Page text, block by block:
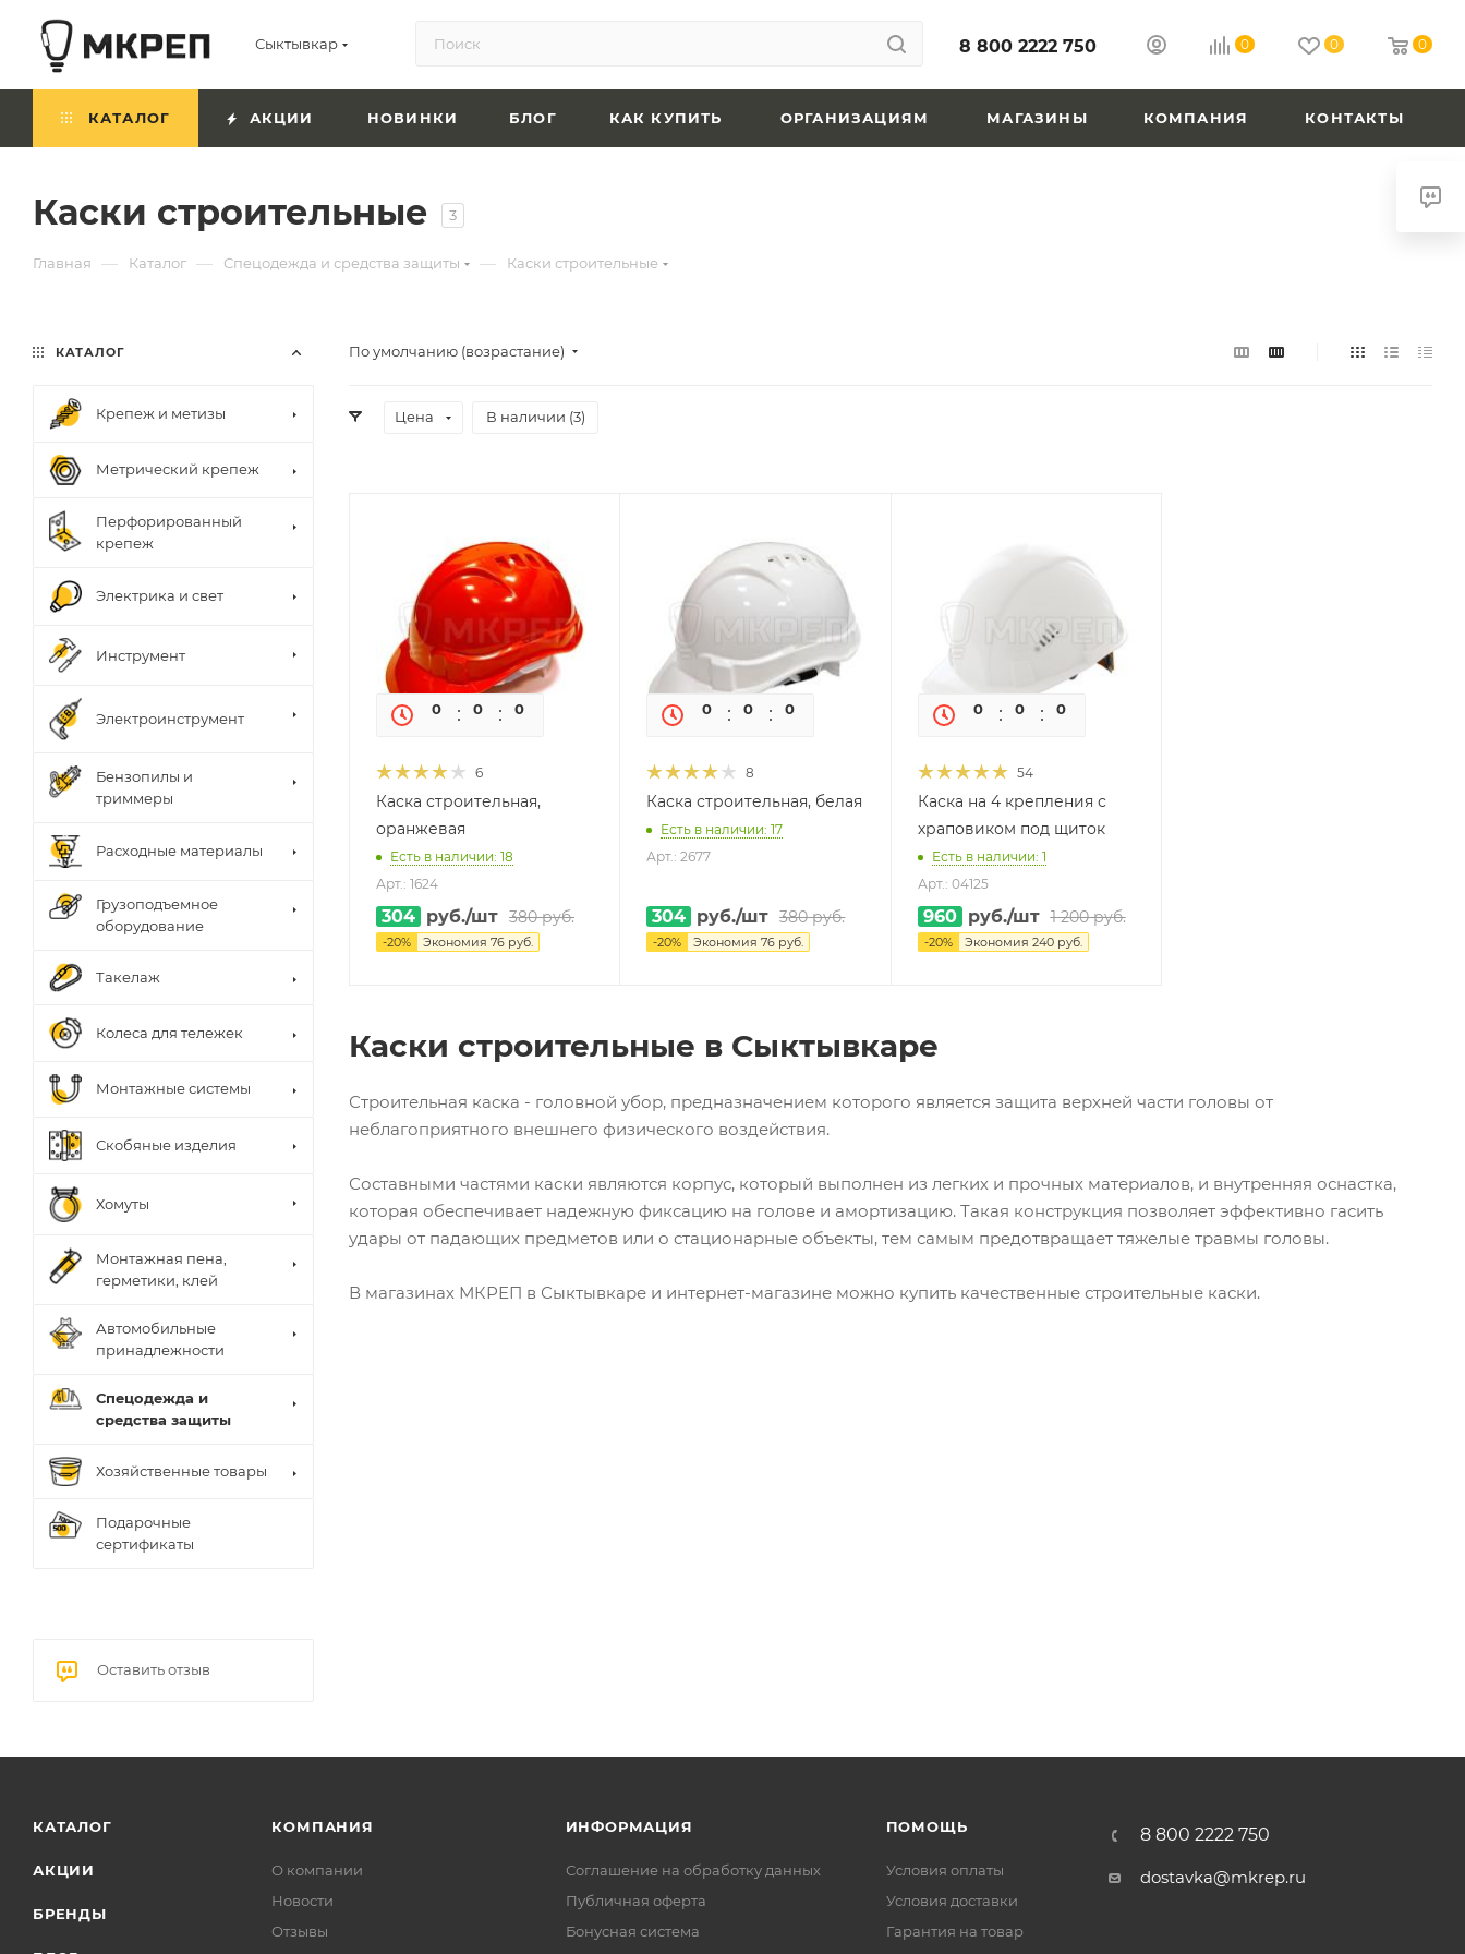
Сыктывкар 8 800 2222 750 0 0 0
КАТАЛОГ АКЦИИ НОВИНКИ БЛОГ КАК КУПИТЬ ОРГАНИЗАЦИЯМ МАГАЗИНЫ КОМПАНИЯ КОНТАКТЫ
Каски строительные 3
Главная — Каталог — Спецодежда и средства защиты — Каски строительные
По умолчанию (возрастание)
Цена В наличии (3)
0 0 0
6
Каска строительная,
оранжевая
Есть в наличии: 18
Арт.: 1624
304 руб./шт 380руб.
-20% Экономия 76 руб.
0 0 0
8
Каска строительная, белая
Есть в наличии: 17
Арт.: 2677
304 руб./шт 380руб.
-20% Экономия76 руб.
0 0 0
54
Каска на 4 крепления с
храповиком под щиток
Есть в наличии: 1
Арт.: 04125
960 руб./шт 1 200руб.
-20% Экономия 240руб.
Каски строительные в Сыктывкаре
Строительная каска - головной убор, предназначением которого является защита верхней части головы от
неблагоприятного внешнего физического воздействия.
Составными частями каски являются корпус, который выполнен из легких и прочных материалов, и внутренняя оснастка,
которая обеспечивает надежную фиксацию на голове и амортизацию. Такая конструкция позволяет эффективно гасить
удары от падающих предметов или о стационарные объекты, тем самым предотвращает тяжелые травмы головы.
В магазинах МКРЕП в Сыктывкаре и интернет-магазине можно купить качественные строительные каски.
КАТАЛОГ
Крепеж и метизы
Метрический крепеж
Перфорированный
крепеж
Электрика и свет
Инструмент
Электроинструмент
Бензопилы и
триммеры
Расходные материалы
Грузоподъемное
оборудование
Такелаж
Колеса для тележек
Монтажные системы
Скобяные изделия
Хомуты
Монтажная пена,
герметики, клей
Автомобильные
принадлежности
Спецодежда и
средства защиты
Хозяйственные товары
Подарочные
сертификаты
Оставить отзыв
КАТАЛОГ
АКЦИИ
БРЕНДЫ
КОМПАНИЯ
О компании
Новости
Отзывы
ИНФОРМАЦИЯ
Соглашение на обработку данных
Публичная оферта
Бонусная система
ПОМОЩЬ
Условия оплаты
Условия доставки
Гарантия на товар
8 800 2222 750
dostavka@mkrep.ru